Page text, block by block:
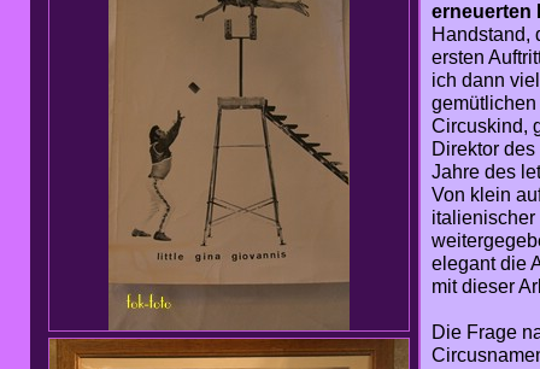
erneuerten
Handstand,
ersten
ich dann
Circuskind,
Direktor
Jahre des
Von klein
italienischer
elegant die
mit dieser
Die Frage